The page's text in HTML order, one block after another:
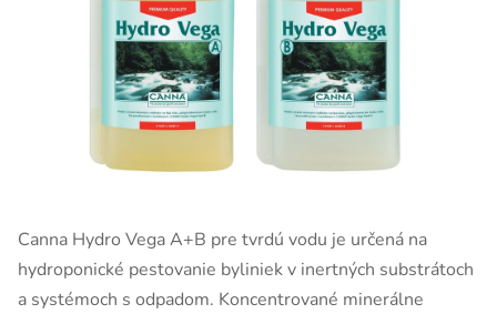
Canna Hydro Vega A+B pre tvrdú vodu je určená na
hydroponické pestovanie byliniek v inertných substrátoch
a systémoch s odpadom. Koncentrované minerálne